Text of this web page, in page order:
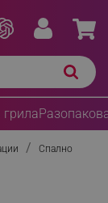
Спално